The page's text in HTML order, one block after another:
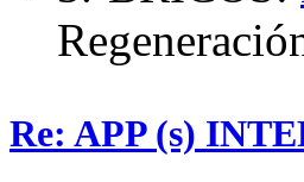
Re: APP (s)